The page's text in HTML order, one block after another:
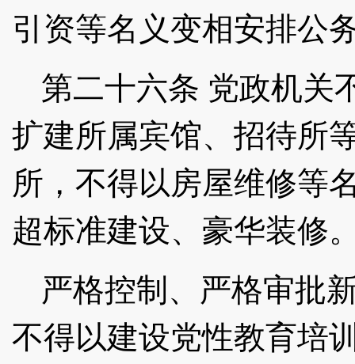
引资等名义变相安排公
第二十六条 党政机关
扩建所属宾馆、招待所
所，不得以房屋维修等
超标准建设、豪华装修
严格控制、严格审批
不得以建设党性教育培